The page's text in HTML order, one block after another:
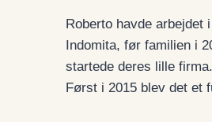
Roberto havde
Indomita, før familien i
startede deres lille firma.
Først i 2015 blev det et